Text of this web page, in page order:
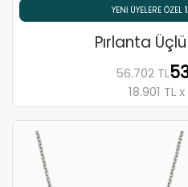
% 5 HAVALE /
Pırlanta
56.702 TL
18.901 TL